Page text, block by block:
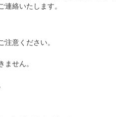
絡いたします。
意ください。
せん。